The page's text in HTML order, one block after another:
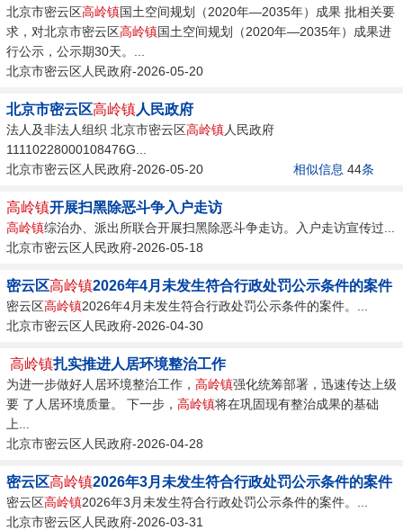
北京市密云区高岭镇国土空间规划（2020年—2035年）成果 批相关要
求，对北京市密云区高岭镇国土空间规划（2020年—2035年）成果进
行公示，公示期30天。...
北京市密云区人民政府-2026-05-20
北京市密云区高岭镇人民政府
法人及非法人组织 北京市密云区高岭镇人民政府
11110228000108476G...
北京市密云区人民政府-2026-05-20
相似信息 44条
高岭镇开展扫黑除恶斗争入户走访
高岭镇综治办、派出所联合开展扫黑除恶斗争走访。入户走访宣传过...
北京市密云区人民政府-2026-05-18
密云区高岭镇2026年4月未发生符合行政处罚公示条件的案件
密云区高岭镇2026年4月未发生符合行政处罚公示条件的案件。...
北京市密云区人民政府-2026-04-30
高岭镇扎实推进人居环境整治工作
为进一步做好人居环境整治工作， 高岭镇强化统筹部署，迅速传达上级
要 了人居环境质量。 下一步， 高岭镇将在巩固现有整治成果的基础
上...
北京市密云区人民政府-2026-04-28
密云区高岭镇2026年3月未发生符合行政处罚公示条件的案件
密云区高岭镇2026年3月未发生符合行政处罚公示条件的案件。...
北京市密云区人民政府-2026-03-31